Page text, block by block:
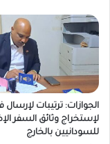
الجوازات: ترتيبات لإرسال
لإستخراج وثائق السفر
للسودانيين بالخارج